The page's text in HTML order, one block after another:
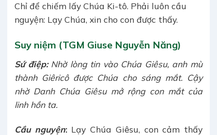
Chỉ để chiếm lấy Chúa Ki-tô. Phải luôn cầu
nguyện: Lạy Chúa, xin cho con được thấy.
Suy niệm (TGM Giuse Nguyễn Năng)
Sứ điệp:Nhờ lòng tin vào Chúa Giêsu, anh mù
thành Giêricô được Chúa cho sáng mắt. Cậy
nhờ Danh Chúa Giêsu mở rộng con mắt của
linh hồn ta.
Cầu nguyện:Lạy Chúa Giêsu, con cảm thấy